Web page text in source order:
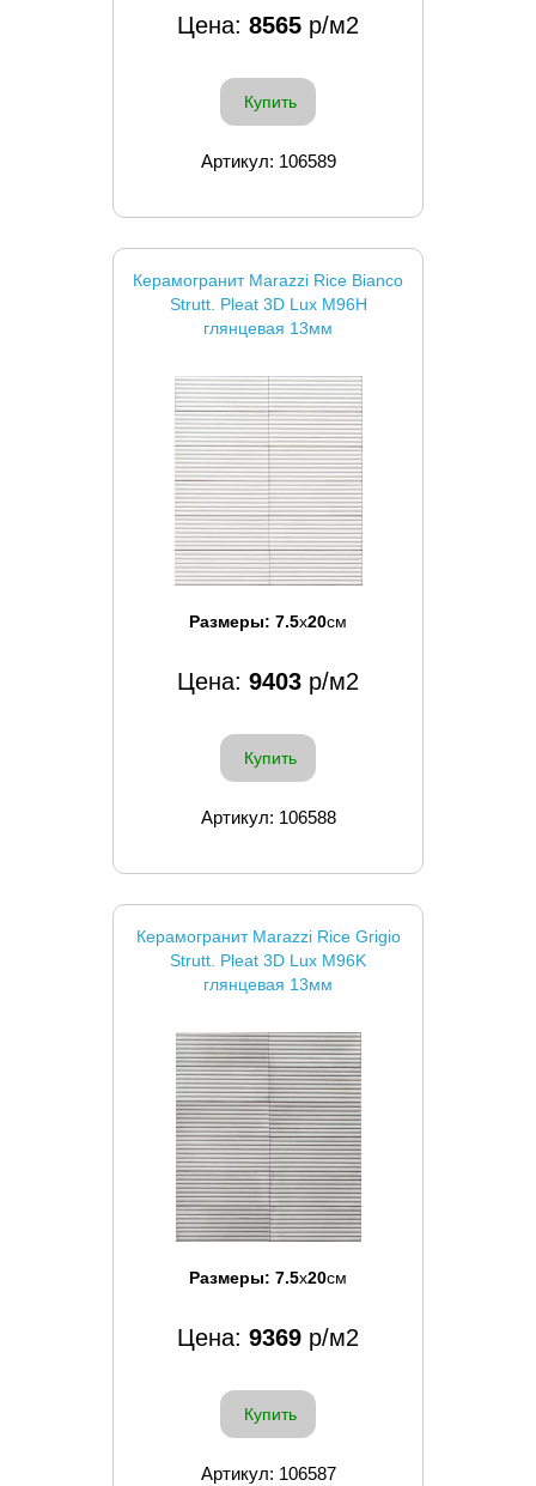
Цена: 8565 р/м2
Купить
Артикул: 106589
Керамогранит Marazzi Rice Bianco
Strutt. Pleat 3D Lux M96H
глянцевая 13мм
Размеры: 7.5x20см
Цена: 9403 р/м2
Купить
Артикул: 106588
Керамогранит Marazzi Rice Grigio
Strutt. Pleat 3D Lux M96K
глянцевая 13мм
Размеры: 7.5x20см
Цена: 9369 р/м2
Купить
Артикул: 106587